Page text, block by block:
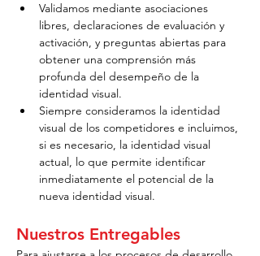
Validamos mediante asociaciones
libres, declaraciones de evaluación y
activación, y preguntas abiertas para
obtener una comprensión más
profunda del desempeño de la
identidad visual.
Siempre consideramos la identidad
visual de los competidores e incluimos,
si es necesario, la identidad visual
actual, lo que permite identificar
inmediatamente el potencial de la
nueva identidad visual.
Nuestros Entregables